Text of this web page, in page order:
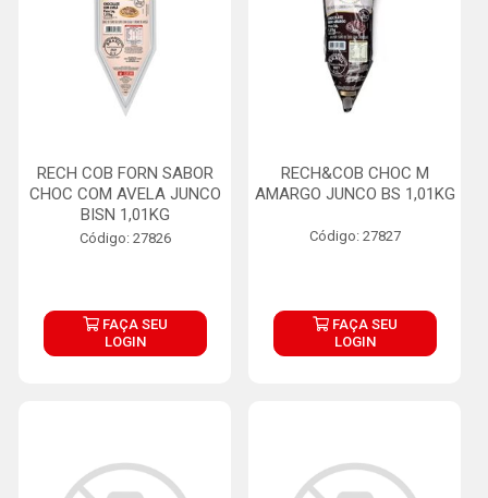
RECH COB FORN SABOR
CHOC COM AVELA JUNCO
BISN 1,01KG
Código: 27826
FAÇA SEU
LOGIN
RECH&COB CHOC M
AMARGO JUNCO BS 1,01KG
Código: 27827
FAÇA SEU
LOGIN